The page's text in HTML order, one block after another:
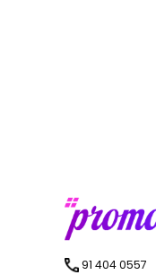
91 404 0557